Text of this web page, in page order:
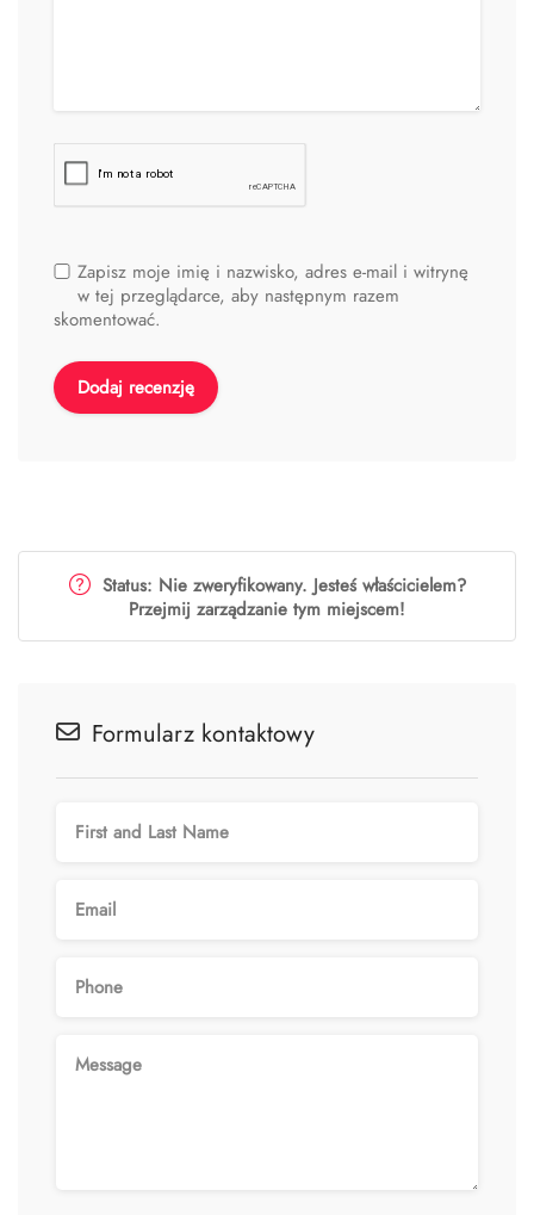
Zapisz moje imię i nazwisko, adres e-mail i witrynę
w tej przeglądarce, aby następnym razem
skomentować.
Status: Nie zweryfikowany. Jesteś właścicielem?
Przejmij zarządzanie tym miejscem!
Formularz kontaktowy